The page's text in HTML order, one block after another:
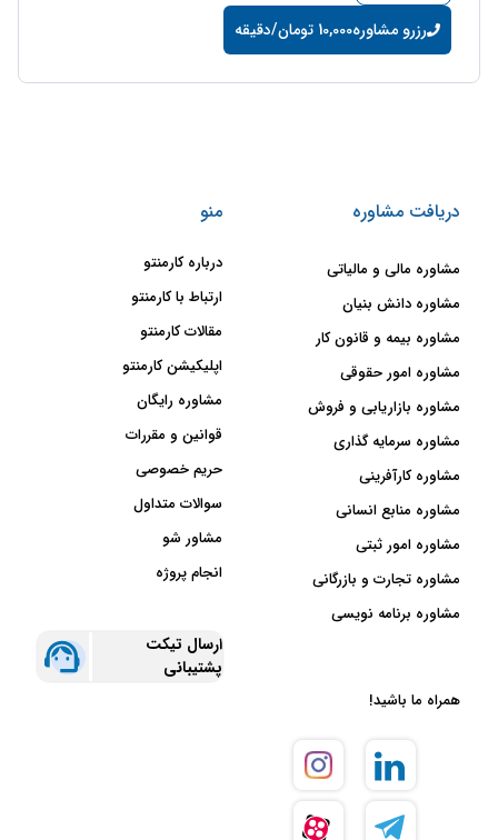
رزرو مشاوره10,000 تومان/دقیقه
دریافت مشاوره
مشاوره مالی و مالیاتی
مشاوره دانش بنیان
مشاوره بیمه و قانون کار
مشاوره امور حقوقی
مشاوره بازاریابی و فروش
مشاوره سرمایه گذاری
مشاوره کارآفرینی
مشاوره منابع انسانی
مشاوره امور ثبتی
مشاوره تجارت و بازرگانی
مشاوره برنامه نویسی
منو
درباره کارمنتو
ارتباط با کارمنتو
مقالات کارمنتو
اپلیکیشن کارمنتو
مشاوره رایگان
قوانین و مقررات
حریم خصوصی
سوالات متداول
مشاور شو
انجام پروژه
ارسال تیکت
پشتیبانی
همراه ما باشید!